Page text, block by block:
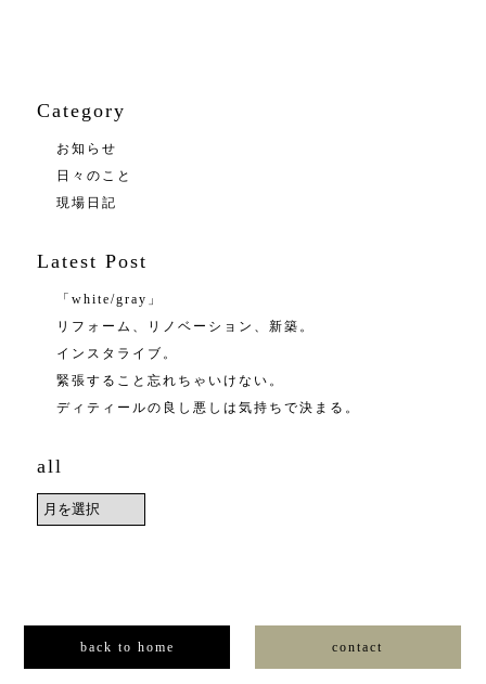
Category
お知らせ
日々のこと
現場日記
Latest Post
「white/gray」
リフォーム、リノベーション、新築。
インスタライブ。
緊張すること忘れちゃいけない。
ディティールの良し悪しは気持ちで決まる。
all
back to home contact